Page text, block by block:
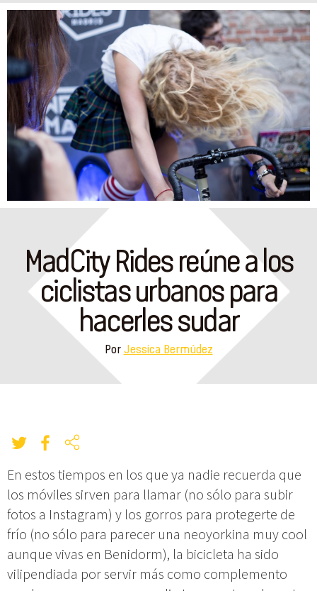
MadCity Rides reúne a los
ciclistas urbanos para
hacerles sudar
PorJessica Bermúdez
En estos tiempos en los que ya nadie recuerda que
los móviles sirven para llamar (no sólo para subir
fotos a Instagram) y los gorros para protegerte de
frío (no sólo para parecer una neoyorkina muy cool
aunque vivas en Benidorm), la bicicleta ha sido
vilipendiada por servir más como complemento